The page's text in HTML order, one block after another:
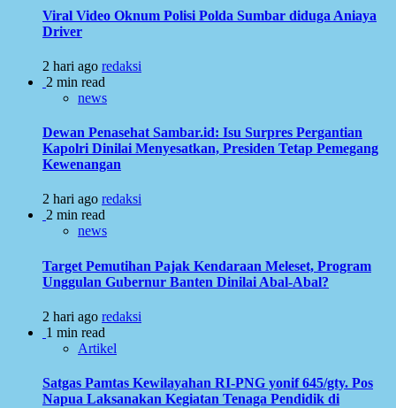
Viral Video Oknum Polisi Polda Sumbar diduga Aniaya
Driver
2 hari ago redaksi
2 min read
news
Dewan Penasehat Sambar.id: Isu Surpres Pergantian
Kapolri Dinilai Menyesatkan, Presiden Tetap Pemegang
Kewenangan
2 hari ago redaksi
2 min read
news
Target Pemutihan Pajak Kendaraan Meleset, Program
Unggulan Gubernur Banten Dinilai Abal-Abal?
2 hari ago redaksi
1 min read
Artikel
Satgas Pamtas Kewilayahan RI-PNG yonif 645/gty. Pos
Napua Laksanakan Kegiatan Tenaga Pendidik di